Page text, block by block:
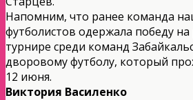
Напомним, что ранее команда
футболистов одержала победу
турнире среди команд
дворовому футболу, который
12 июня.
Виктория Василенко